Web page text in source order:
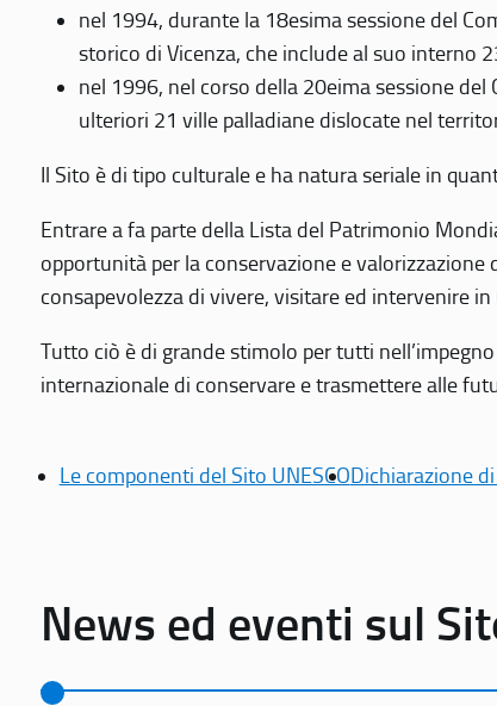
nel 1994, durante la 18esima sessione del
storico di Vicenza, che include al suo interno
nel 1996, nel corso della 20eima sessione
ulteriori 21 ville palladiane dislocate nel
Il Sito è di tipo culturale e ha natura seriale in
Entrare a fa parte della Lista del Patrimonio
opportunità per la conservazione e valorizzazione
consapevolezza di vivere, visitare ed intervenire
Tutto ciò è di grande stimolo per tutti
internazionale di conservare e trasmettere alle
Le componenti del Sito UNESCODichiarazione
News ed eventi sul